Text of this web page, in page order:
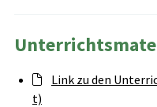
Link zu den
t)